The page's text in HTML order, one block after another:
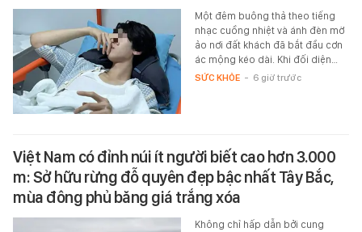
Một đêm buông thả theo tiếng
nhạc cuồng nhiệt và ánh đèn mờ
ảo nơi đất khách đã bắt đầu cơn
ác mộng kéo dài. Khi đối diện…
SỨC KHỎE - 6 giờ trước
Việt Nam có đỉnh núi ít người biết cao hơn 3.000
m: Sở hữu rừng đỗ quyên đẹp bậc nhất Tây Bắc,
mùa đông phủ băng giá trắng xóa
Không chỉ hấp dẫn bởi cung